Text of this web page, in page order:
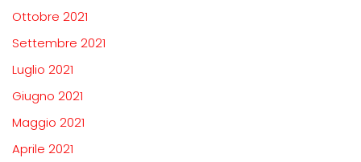
Ottobre 2021
Settembre 2021
Luglio 2021
Giugno 2021
Maggio 2021
Aprile 2021